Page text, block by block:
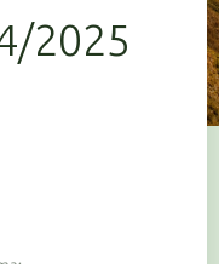
2025